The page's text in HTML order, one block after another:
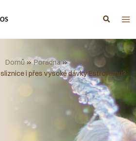
Domů
Poradna
i přes vysoké dávky Estrofemu?